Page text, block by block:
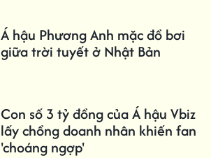
Á hậu Phương Anh mặc đồ bơi
giữa trời tuyết ở Nhật Bản
Con số 3 tỷ đồng của Á hậu Vbiz
lấy chồng doanh nhân khiến fan
'choáng ngợp'